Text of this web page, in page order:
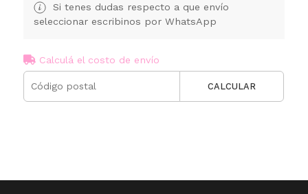
Si tenes dudas respecto a que envío
seleccionar escribinos por WhatsApp
Calculá el costo de envío
CALCULAR